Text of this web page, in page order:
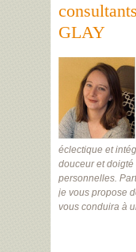
GLAY
éclectique et
douceur et
personnelles.
je vous propose
vous conduira à